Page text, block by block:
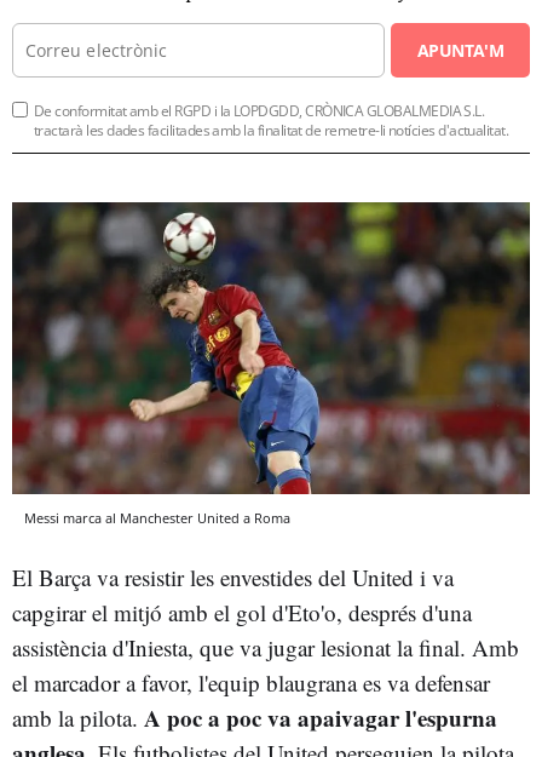
APUNTA'M
De conformitat amb el RGPD i la LOPDGDD, CRÒNICA GLOBALMEDIA S.L.
tractarà les dades facilitades amb la finalitat de remetre-li notícies d'actualitat.
Messi marca al Manchester United a Roma
El Barça va resistir les envestides del United i va
capgirar el mitjó amb el gol d'Eto'o, després d'una
assistència d'Iniesta, que va jugar lesionat la final. Amb
el marcador a favor, l'equip blaugrana es va defensar
amb la pilota. A poc a poc va apaivagar l'espurna